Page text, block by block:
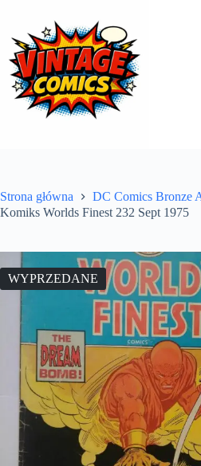
treści
Strona główna
DC Comics Bronze
Komiks Worlds Finest 232 Sept 1975
WYPRZEDANE